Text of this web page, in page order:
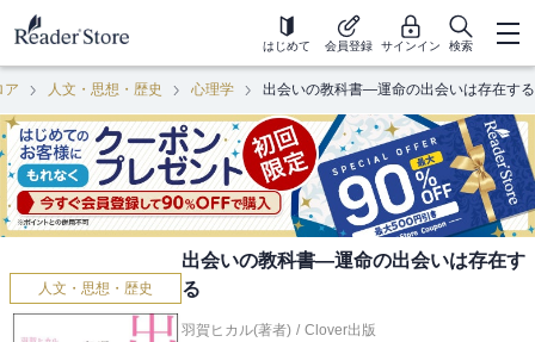
はじめて 会員登録 サインイン 検索
ア 人文・思想・歴史 心理学 出会いの教科書―運命の出会いは存在する
人文・思想・歴史
出会いの教科書―運命の出会いは存在す
る
羽賀ヒカル(著者) / Clover出版